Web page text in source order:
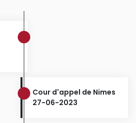
Cour d'appel de Nimes
27-06-2023